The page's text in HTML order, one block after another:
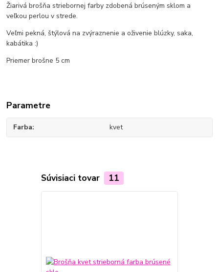
Žiarivá brošňa striebornej farby zdobená brúseným sklom a
veľkou perlou v strede.
Veľmi pekná, štýlová na zvýraznenie a oživenie blúzky, saka,
kabátika :)
Priemer brošne 5 cm
Parametre
Farba kvet
Súvisiaci tovar 11